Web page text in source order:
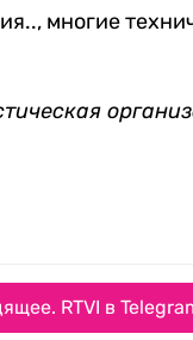
многие
RTVI в